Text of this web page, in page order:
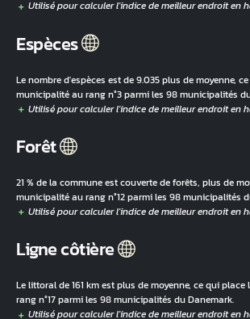
Espèces
Le nombre d'espèces est de 9.035 plus de moyenne,
municipalité au rang n°3 parmi les 98 municipalités
Forêt
21 % de la commune est couverte de forêts, plus de
municipalité au rang n°12 parmi les 98 municipalités
Ligne côtière
Le littoral de 161 km est plus de moyenne, ce qui
rang n°17 parmi les 98 municipalités du Danemark.